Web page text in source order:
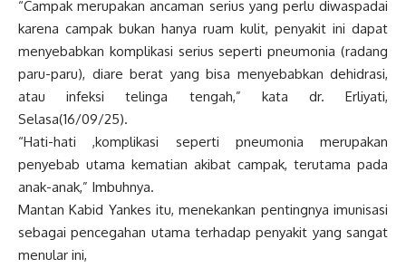
“Campak merupakan ancaman serius yang perlu diwaspadai
karena campak bukan hanya ruam kulit, penyakit ini dapat
menyebabkan komplikasi serius seperti pneumonia (radang
paru-paru), diare berat yang bisa menyebabkan dehidrasi,
atau infeksi telinga tengah,” kata dr. Erliyati,
Selasa(16/09/25).
“Hati-hati ,komplikasi seperti pneumonia merupakan
penyebab utama kematian akibat campak, terutama pada
anak-anak,” Imbuhnya.
Mantan Kabid Yankes itu, menekankan pentingnya imunisasi
sebagai pencegahan utama terhadap penyakit yang sangat
menular ini,